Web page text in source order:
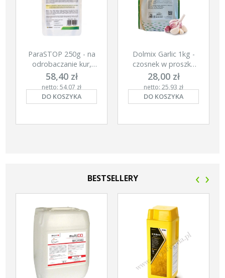
ParaSTOP 250g - na
odrobaczanie kur,
gołębi i świń
58,40 zł
netto: 54,07 zł
DO KOSZYKA
Dolmix Garlic 1kg -
czosnek w proszku
dla kur
28,00 zł
netto: 25,93 zł
DO KOSZYKA
BESTSELLERY ‹ ›